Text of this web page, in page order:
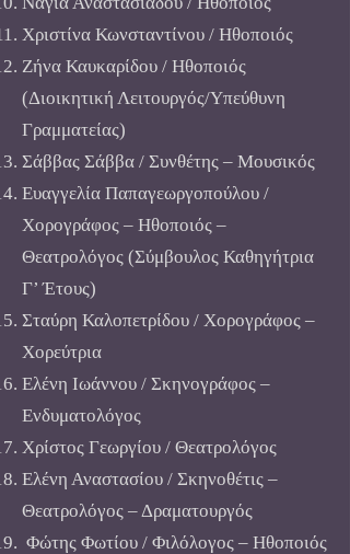
Χριστίνα Κωνσταντίνου / Ηθοποιός
Ζήνα Καυκαρίδου / Ηθοποιός
(Διοικητική Λειτουργός/Υπεύθυνη
Γραμματείας)
Σάββας Σάββα / Συνθέτης – Μουσικός
Ευαγγελία Παπαγεωργοπούλου /
Χορογράφος – Ηθοποιός –
Θεατρολόγος (Σύμβουλος Καθηγήτρια
Γ’ Έτους)
Σταύρη Καλοπετρίδου / Χορογράφος –
Χορεύτρια
Ελένη Ιωάννου / Σκηνογράφος –
Ενδυματολόγος
Χρίστος Γεωργίου / Θεατρολόγος
Ελένη Αναστασίου / Σκηνοθέτις –
Θεατρολόγος – Δραματουργός
Φώτης Φωτίου / Φιλόλογος – Ηθοποιός